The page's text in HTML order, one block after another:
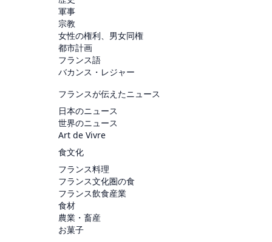
軍事
宗教
女性の権利、男女同権
都市計画
フランス語
バカンス・レジャー
フランスが伝えたニュース
日本のニュース
世界のニュース
Art de Vivre
食文化
フランス料理
フランス文化圏の食
フランス飲食産業
食材
農業・畜産
お菓子